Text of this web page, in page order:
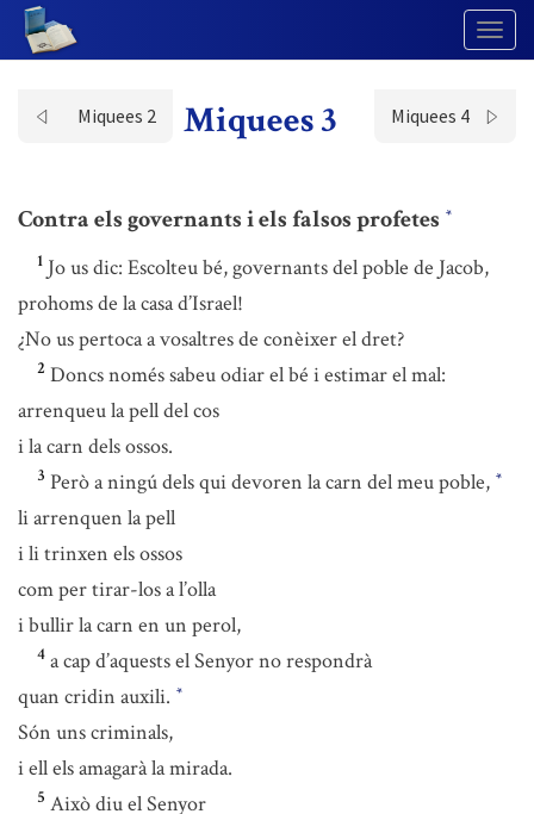
Miquees 2 Miquees 3 Miquees 4
Contra els governants i els falsos profetes *
1 Jo us dic: Escolteu bé, governants del poble de Jacob,
prohoms de la casa d’Israel!
¿No us pertoca a vosaltres de conèixer el dret?
2 Doncs només sabeu odiar el bé i estimar el mal:
arrenqueu la pell del cos
i la carn dels ossos.
3 Però a ningú dels qui devoren la carn del meu poble, *
li arrenquen la pell
i li trinxen els ossos
com per tirar-los a l’olla
i bullir la carn en un perol,
4 a cap d’aquests el Senyor no respondrà
quan cridin auxili. *
Són uns criminals,
i ell els amagarà la mirada.
5 Això diu el Senyor